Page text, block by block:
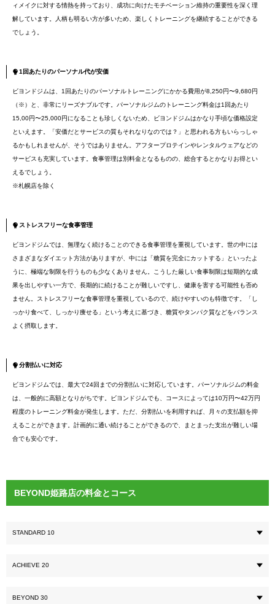
ィメイクに対する情熱を持っており、成功に向けたモチベーション維持の重要性を深く理
解しています。人柄も明るい方が多いため、楽しくトレーニングを継続することができる
でしょう。
1回あたりのパーソナル代が安価
ビヨンドジムは、1回あたりのパーソナルトレーニングにかかる費用が8,250円〜9,680円
（※）と、非常にリーズナブルです。パーソナルジムのトレーニング料金は1回あたり
15,00円〜25,000円になることも珍しくないため、ビヨンドジムはかなり手頃な価格設定
といえます。「安価だとサービスの質もそれなりなのでは？」と思われる方もいらっしゃ
るかもしれませんが、そうではありません。アフタープロテインやレンタルウェアなどの
サービスも充実しています。食事管理は別料金となるものの、総合するとかなりお得とい
えるでしょう。
※札幌店を除く
ストレスフリーな食事管理
ビヨンドジムでは、無理なく続けることのできる食事管理を重視しています。世の中には
さまざまなダイエット方法がありますが、中には「糖質を完全にカットする」といったよ
うに、極端な制限を行うものも少なくありません。こうした厳しい食事制限は短期的な成
果を出しやすい一方で、長期的に続けることが難しいですし、健康を害する可能性も否め
ません。ストレスフリーな食事管理を重視しているので、続けやすいのも特徴です。「し
っかり食べて、しっかり痩せる」という考えに基づき、糖質やタンパク質などをバランス
よく摂取します。
分割払いに対応
ビヨンドジムでは、最大で24回までの分割払いに対応しています。パーソナルジムの料金
は、一般的に高額となりがちです。ビヨンドジムでも、コースによっては10万円〜42万円
程度のトレーニング料金が発生します。ただ、分割払いを利用すれば、月々の支払額を抑
えることができます。計画的に通い続けることができるので、まとまった支出が難しい場
合でも安心です。
BEYOND姫路店の料金とコース
STANDARD 10
ACHIEVE 20
BEYOND 30